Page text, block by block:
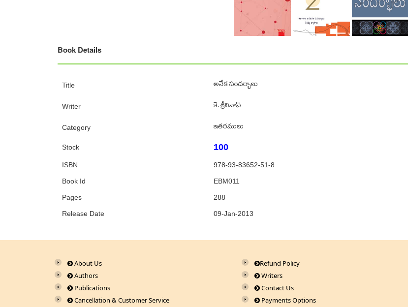
Book Details
Title అనేక సందర్భాలు
Writer కె. శ్రీనివాస్‌
Category ఇతరములు
Stock 100
ISBN 978-93-83652-51-8
Book Id EBM011
Pages 288
Release Date 09-Jan-2013
About Us
Authors
Publications
Cancellation & Customer Service
Refund Policy
Writers
Contact Us
Payments Options